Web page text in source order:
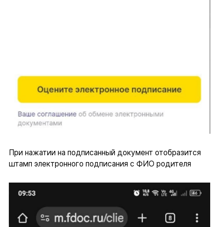
При нажатии на подписанный документ отобразится
штамп электронного подписания с ФИО родителя